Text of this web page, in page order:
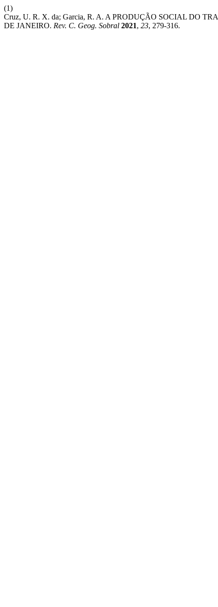
(1)
Cruz, U. R. X. da; Garcia, R. A. A PRODUÇÃO SOCIAL DO
DE JANEIRO. Rev. C. Geog. Sobral 2021, 23, 279-316.